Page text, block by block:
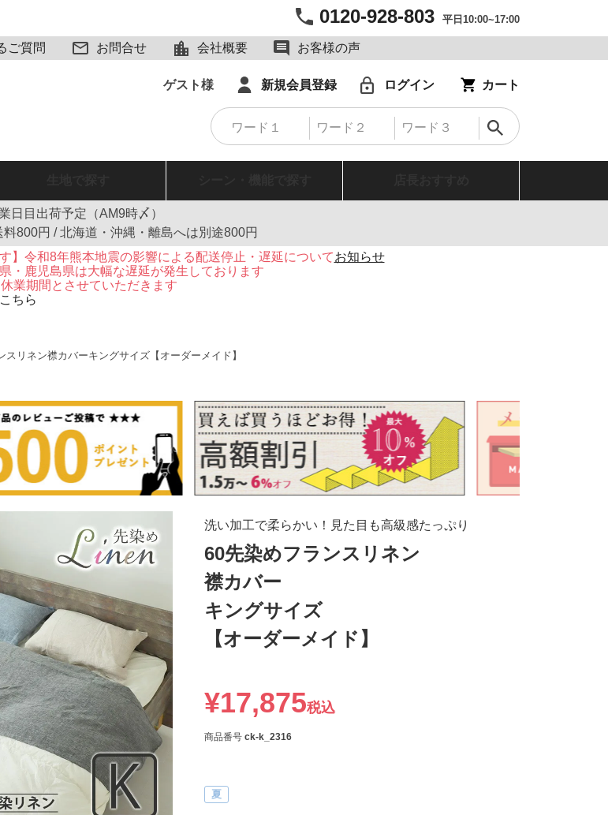
0120-928-803 平日10:00~17:00
ご質問 お問合せ 会社概要 お客様の声
ゲスト様 新規会員登録 ログイン カート
日目出荷予定（AM9時〆）
料800円 / 北海道・沖縄・離島へは別途800円
】令和8年熊本地震の影響による配送停止・遅延についてお知らせ
・鹿児島県は大幅な遅延が発生しております
業期間とさせていただきます
こちら
スリネン襟カバーキングサイズ【オーダーメイド】
洗い加工で柔らかい！見た目も高級感たっぷり
60先染めフランスリネン
襟カバー
キングサイズ
【オーダーメイド】
¥17,875税込
商品番号 ck-k_2316
夏